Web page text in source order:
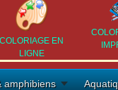
COLORIAGE EN
LIGNE
amphibiens